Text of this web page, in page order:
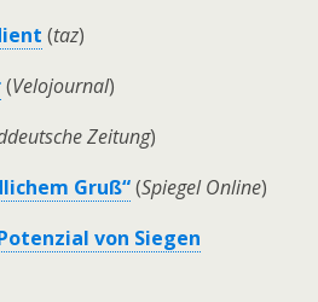
(taz)
(Velojournal)
Zeitung)
Gruß“(Spiegel Online)
von Siegen